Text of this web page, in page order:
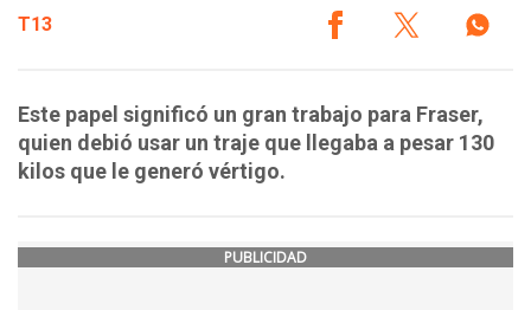
T13
Este papel significó un gran trabajo para Fraser,
quien debió usar un traje que llegaba a pesar 130
kilos que le generó vértigo.
PUBLICIDAD